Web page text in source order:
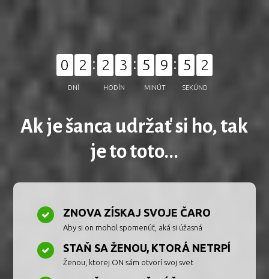
0 2
DNÍ
2 3
HODÍN
5 9
MINÚT
5 0
SEKÚND
Ak je šanca udržať si ho, tak
je to toto...
ZNOVA ZÍSKAJ SVOJE ČARO
Aby si on mohol spomenúť, aká si úžasná
STAŇ SA ŽENOU, KTORÁ NETRPÍ
Ženou, ktorej ON sám otvorí svoj svet